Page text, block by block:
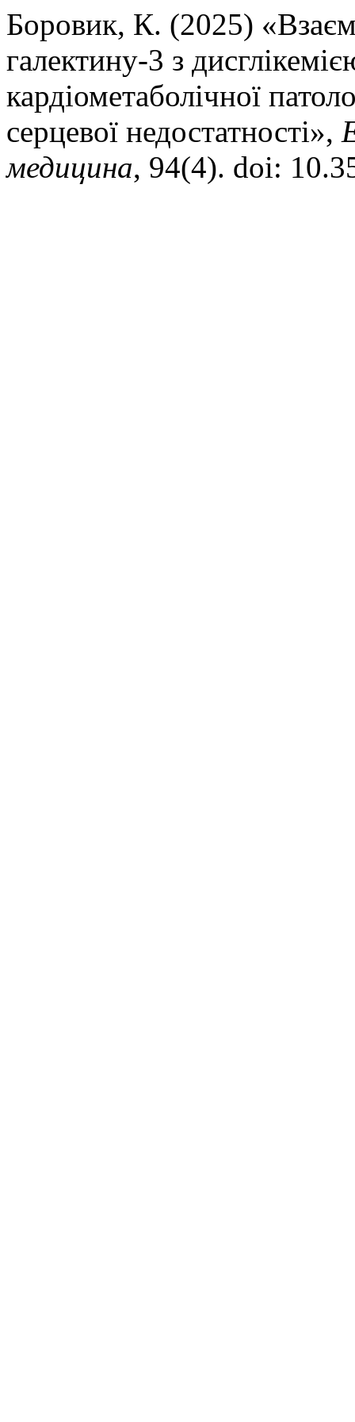
Боровик, К. (2025)
галектину-3 з
кардіометаболічної
серцевої недостатності»,
медицина, 94(4). doi: